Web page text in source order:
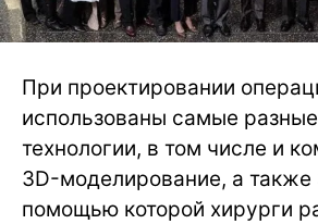
При проектировании
использованы самые
технологии, в том числе и
3D-моделирование, а также
помощью которой хирурги